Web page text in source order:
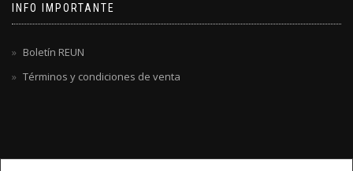
INFO IMPORTANTE
Boletín REUN
Términos y condiciones de venta